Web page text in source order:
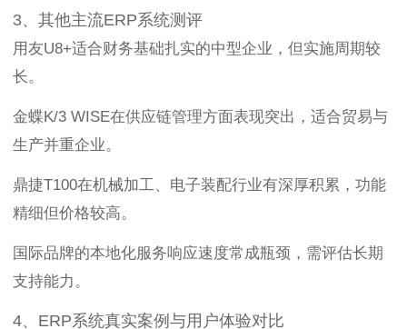
3、其他主流ERP系统测评
用友U8+适合财务基础扎实的中型企业，但实施周期较
长。
金蝶K/3 WISE在供应链管理方面表现突出，适合贸易与
生产并重企业。
鼎捷T100在机械加工、电子装配行业有深厚积累，功能
精细但价格较高。
国际品牌的本地化服务响应速度常成瓶颈，需评估长期
支持能力。
4、ERP系统真实案例与用户体验对比